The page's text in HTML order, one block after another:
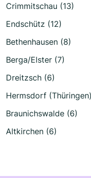
Crimmitschau (13)
Endschütz (12)
Bethenhausen (8)
Berga/Elster (7)
Dreitzsch (6)
Hermsdorf
Braunichswalde (6)
Altkirchen (6)